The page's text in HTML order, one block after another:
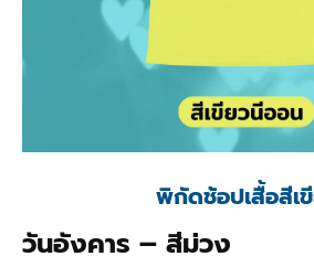
พิกัดช้อปเสื้อสีเ
วันอังคาร – สีม่วง